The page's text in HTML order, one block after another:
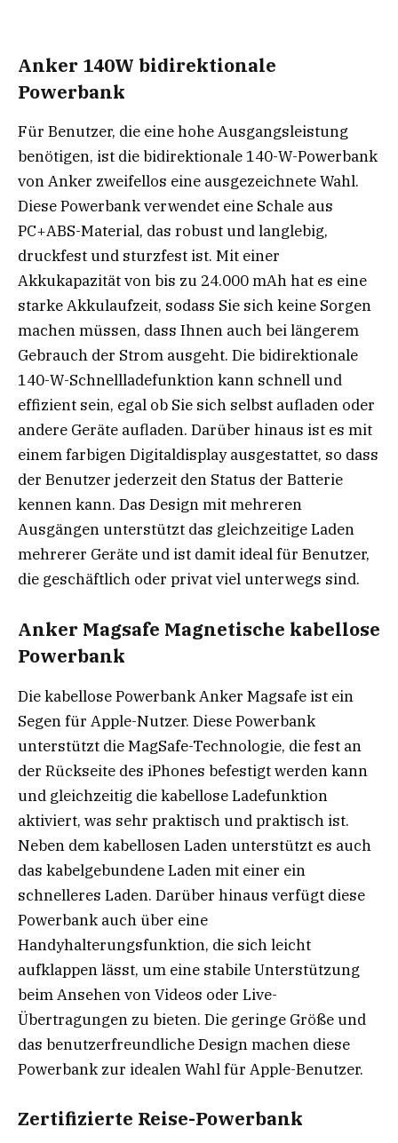
Anker 140W bidirektionale
Powerbank
Für Benutzer, die eine hohe Ausgangsleistung
benötigen, ist die bidirektionale 140-W-Powerbank
von Anker zweifellos eine ausgezeichnete Wahl.
Diese Powerbank verwendet eine Schale aus
PC+ABS-Material, das robust und langlebig,
druckfest und sturzfest ist. Mit einer
Akkukapazität von bis zu 24.000 mAh hat es eine
starke Akkulaufzeit, sodass Sie sich keine Sorgen
machen müssen, dass Ihnen auch bei längerem
Gebrauch der Strom ausgeht. Die bidirektionale
140-W-Schnellladefunktion kann schnell und
effizient sein, egal ob Sie sich selbst aufladen oder
andere Geräte aufladen. Darüber hinaus ist es mit
einem farbigen Digitaldisplay ausgestattet, so dass
der Benutzer jederzeit den Status der Batterie
kennen kann. Das Design mit mehreren
Ausgängen unterstützt das gleichzeitige Laden
mehrerer Geräte und ist damit ideal für Benutzer,
die geschäftlich oder privat viel unterwegs sind.
Anker Magsafe Magnetische kabellose
Powerbank
Die kabellose Powerbank Anker Magsafe ist ein
Segen für Apple-Nutzer. Diese Powerbank
unterstützt die MagSafe-Technologie, die fest an
der Rückseite des iPhones befestigt werden kann
und gleichzeitig die kabellose Ladefunktion
aktiviert, was sehr praktisch und praktisch ist.
Neben dem kabellosen Laden unterstützt es auch
das kabelgebundene Laden mit einer ein
schnelleres Laden. Darüber hinaus verfügt diese
Powerbank auch über eine
Handyhalterungsfunktion, die sich leicht
aufklappen lässt, um eine stabile Unterstützung
beim Ansehen von Videos oder Live-
Übertragungen zu bieten. Die geringe Größe und
das benutzerfreundliche Design machen diese
Powerbank zur idealen Wahl für Apple-Benutzer.
Zertifizierte Reise-Powerbank